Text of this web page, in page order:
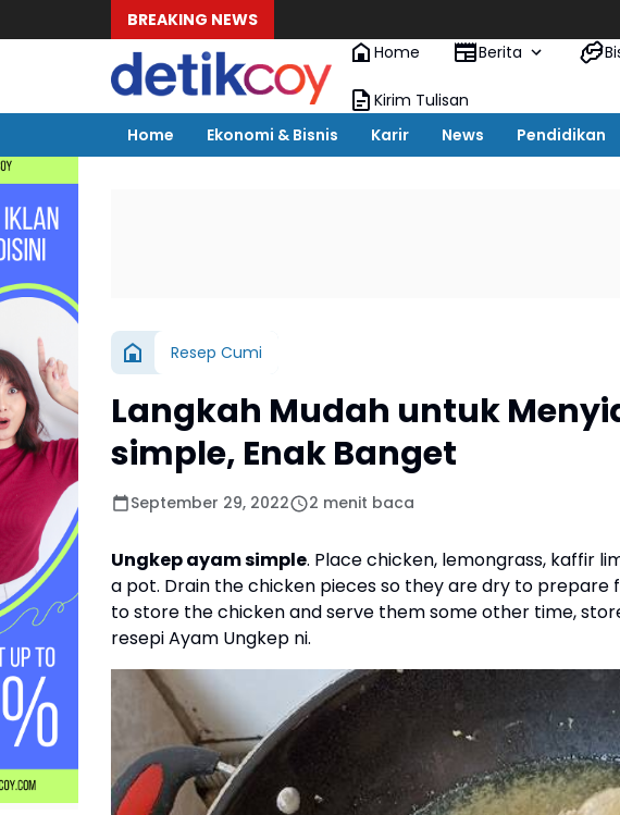
BREAKING NEWS
Home
Berita
Kirim Tulisan
Home
Ekonomi & Bisnis Karir News Pendidikan
Resep Cumi
Langkah Mudah untuk
simple, Enak Banget
September 29, 2022 2 menit baca
Ungkep ayam simple. Place chicken, lemongrass, kaffir
a pot. Drain the chicken pieces so they are dry to prepare
to store the chicken and serve them some other time,
resepi Ayam Ungkep ni.